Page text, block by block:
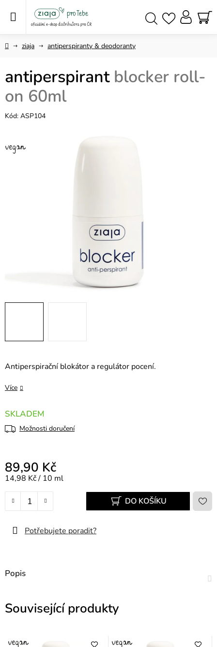
Domůziaja antiperspiranty & deodoranty
Antiperspirační blokátor a regulátor pocení.
Více
SKLADEM
Možnosti doručení
89,90 Kč
Měrná cena:
14,98 Kč / 10 ml
DO KOŠÍKU
Potřebujete poradit?
antiperspirant blocker roll-
on 60ml
Kód: ASP104
Popis
Související produkty